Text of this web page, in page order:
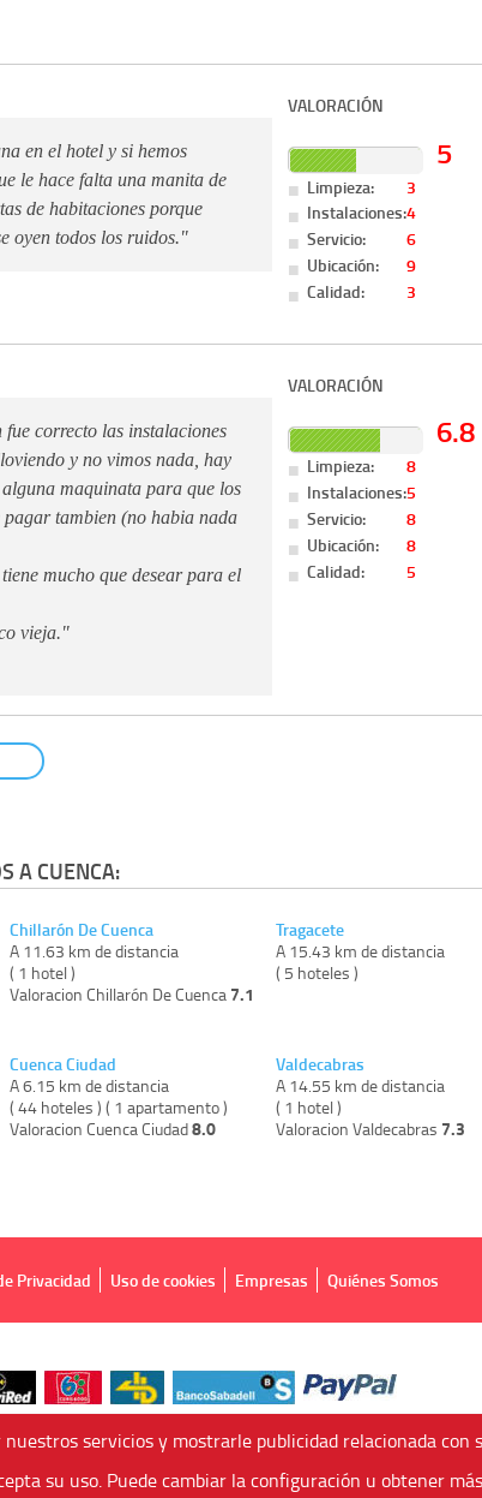
en el hotel y si hemos
le hace falta una manita de
de habitaciones porque
oyen todos los ruidos."
VALORACIÓN
5
Limpieza:
3
Instalaciones:4
Servicio:
6
Ubicación:
9
Calidad:
3
correcto las instalaciones
y no vimos nada, hay
maquinata para que los
tambien (no habia nada
mucho que desear para el
vieja."
VALORACIÓN
6.8
Limpieza:
8
Instalaciones:5
Servicio:
8
Ubicación:
8
Calidad:
5
A CUENCA:
Chillarón De Cuenca
A 11.63 km de distancia
( 1 hotel )
Valoracion Chillarón De Cuenca 7.1
Cuenca Ciudad
A 6.15 km de distancia
( 44 hoteles ) ( 1 apartamento )
Valoracion Cuenca Ciudad8.0
Tragacete
A 15.43 km de distancia
( 5 hoteles )
Valdecabras
A 14.55 km de distancia
( 1 hotel )
Valoracion Valdecabras 7.3
Privacidad Uso de cookies Empresas Quiénes Somos
S.L. Agencia de Viajes Online - C.I. MU-107-2-25. C/ Mayor nº46
servicios y mostrarle publicidad relacionada
su uso. Puede cambiar la configuración u obtener